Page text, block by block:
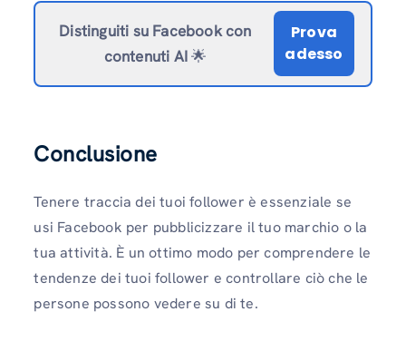
Distinguiti su Facebookcon
contenuti AI🌟
Prova
adesso
Conclusione
Tenere traccia dei tuoi follower è essenziale se
usi Facebook per pubblicizzare il tuo marchio o la
tua attività. È un ottimo modo per comprendere le
tendenze dei tuoi follower e controllare ciò che le
persone possono vedere su di te.